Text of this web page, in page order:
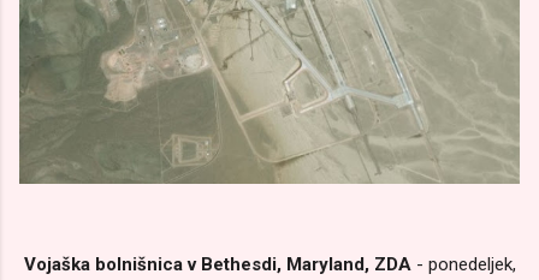
Vojaška bolnišnica v Bethesdi, Maryland, ZDA - ponedeljek,